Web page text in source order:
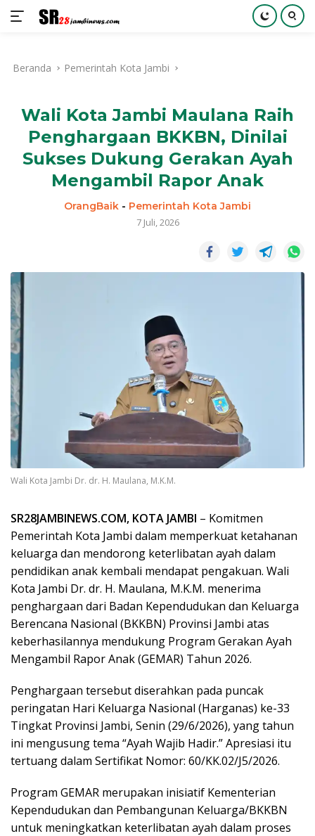
kontenBeranda Pemerintah Kota Jambi
Wali Kota Jambi Maulana Raih
Penghargaan BKKBN, Dinilai
Sukses Dukung Gerakan Ayah
Mengambil Rapor Anak
OrangBaik - Pemerintah Kota Jambi
7 Juli, 2026
Wali Kota Jambi Dr. dr. H. Maulana, M.K.M.
SR28JAMBINEWS.COM, KOTA JAMBI – Komitmen
Pemerintah Kota Jambi dalam memperkuat ketahanan
keluarga dan mendorong keterlibatan ayah dalam
pendidikan anak kembali mendapat pengakuan. Wali
Kota Jambi Dr. dr. H. Maulana, M.K.M. menerima
penghargaan dari Badan Kependudukan dan Keluarga
Berencana Nasional (BKKBN) Provinsi Jambi atas
keberhasilannya mendukung Program Gerakan Ayah
Mengambil Rapor Anak (GEMAR) Tahun 2026.
Penghargaan tersebut diserahkan pada puncak
peringatan Hari Keluarga Nasional (Harganas) ke-33
Tingkat Provinsi Jambi, Senin (29/6/2026), yang tahun
ini mengusung tema “Ayah Wajib Hadir.” Apresiasi itu
tertuang dalam Sertifikat Nomor: 60/KK.02/J5/2026.
Program GEMAR merupakan inisiatif Kementerian
Kependudukan dan Pembangunan Keluarga/BKKBN
untuk meningkatkan keterlibatan ayah dalam proses